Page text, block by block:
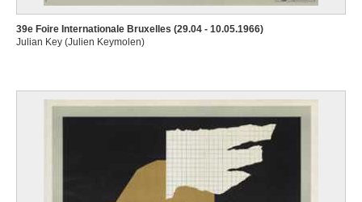
39e Foire Internationale Bruxelles (29.04 - 10.05.1966)
Julian Key (Julien Keymolen)